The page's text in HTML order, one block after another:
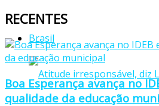
Brasil
RECENTES
Boa Esperança avança no
qualidade da educação